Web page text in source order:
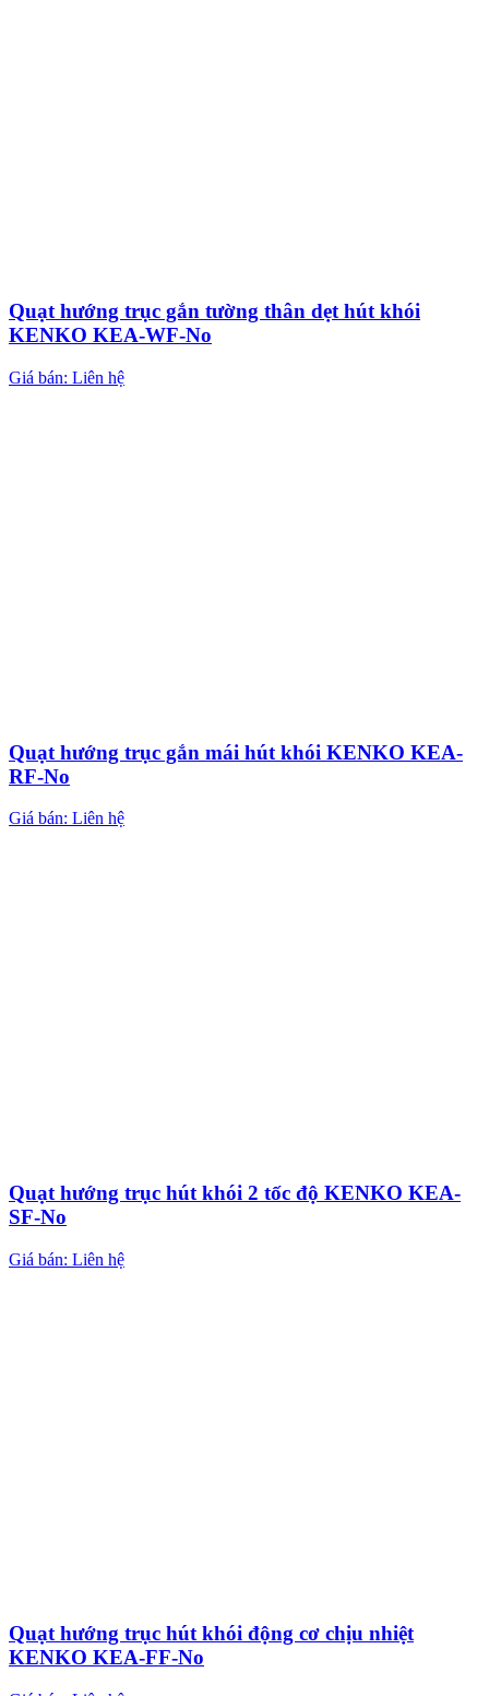
Quạt hướng trục gắn tường thân dẹt hút khói
KENKO KEA-WF-No
Giá bán: Liên hệ
Quạt hướng trục gắn mái hút khói KENKO KEA-
RF-No
Giá bán: Liên hệ
Quạt hướng trục hút khói 2 tốc độ KENKO KEA-
SF-No
Giá bán: Liên hệ
Quạt hướng trục hút khói động cơ chịu nhiệt
KENKO KEA-FF-No